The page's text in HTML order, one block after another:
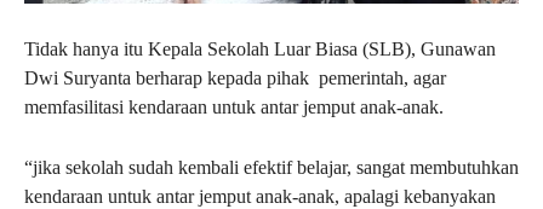
Tidak hanya itu Kepala Sekolah Luar Biasa (SLB), Gunawan
Dwi Suryanta berharap kepada pihak pemerintah, agar
memfasilitasi kendaraan untuk antar jemput anak-anak.
“jika sekolah sudah kembali efektif belajar, sangat membutuhkan
kendaraan untuk antar jemput anak-anak, apalagi kebanyakan